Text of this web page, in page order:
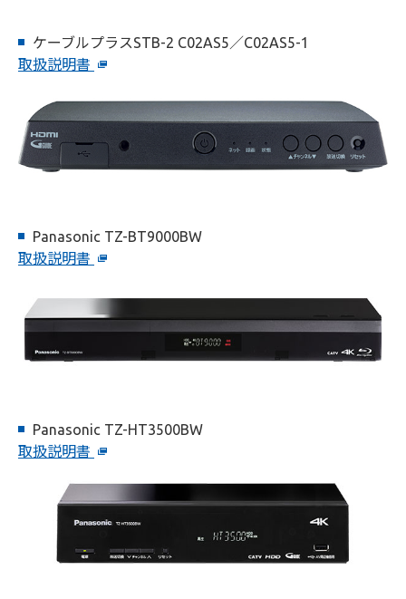
ケーブルプラスSTB-2 C02AS5／C02AS5-1
取扱説明書
Panasonic TZ-BT9000BW
取扱説明書
Panasonic TZ-HT3500BW
取扱説明書